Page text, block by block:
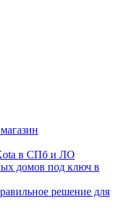
в СПб и ЛО
домов под ключ в
решение для